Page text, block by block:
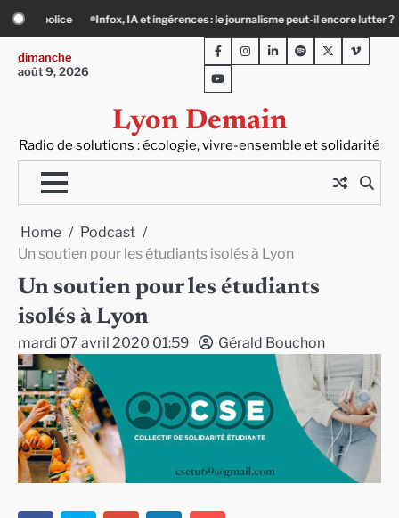
Skip
content
le journalisme peut-il encore lutter ? Précarité, canicule, solitude : quand
dimanche
août 9, 2026
Lyon Demain
Radio de solutions : écologie, vivre-ensemble et solidarité
FacebookInstagram
LinkedInSpotifyTwitterViméo
Youtube
Home
Podcast
Un soutien pour les étudiants isolés à Lyon
Un soutien pour les étudiants
isolés à Lyon
mardi 07 avril 2020 01:59 Gérald Bouchon